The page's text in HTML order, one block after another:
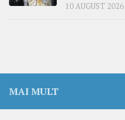
10 AUGUST 2026
MAI MULT